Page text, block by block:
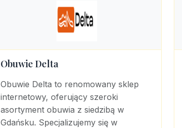
Obuwie Delta
Obuwie Delta to renomowany sklep
internetowy, oferujący szeroki
asortyment obuwia z siedzibą w
Gdańsku. Specjalizujemy się w